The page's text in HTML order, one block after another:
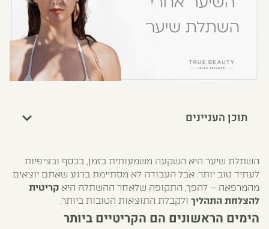
תוכן העניינים
השתלת שיער היא השקעה משמעותית בזמן, בכסף ובציפיות
לעתיד טוב יותר. אבל העבודה לא מסתיימת ברגע שאתם יוצאים
מהמרפאה – להפך, התקופה שלאחר ההשתלה היא קריטית
להצלחת התהליך ולקבלת התוצאות הטובות ביותר.
הימים הראשונים הם הקריטיים ביותר